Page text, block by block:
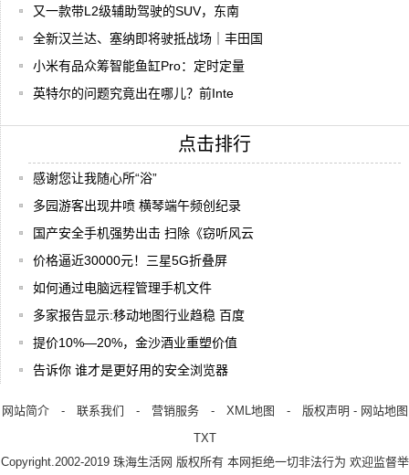
又一款带L2级辅助驾驶的SUV，东南
全新汉兰达、塞纳即将驶抵战场｜丰田国
小米有品众筹智能鱼缸Pro：定时定量
英特尔的问题究竟出在哪儿？前Inte
点击排行
感谢您让我随心所“浴”
多园游客出现井喷 横琴端午频创纪录
国产安全手机强势出击 扫除《窃听风云
价格逼近30000元！三星5G折叠屏
如何通过电脑远程管理手机文件
多家报告显示:移动地图行业趋稳 百度
提价10%—20%，金沙酒业重塑价值
告诉你 谁才是更好用的安全浏览器
网站简介- 联系我们 - 营销服务- XML地图 - 版权声明 - 网站地图
TXT
Copyright.2002-2019 珠海生活网 版权所有 本网拒绝一切非法行为 欢迎监督举